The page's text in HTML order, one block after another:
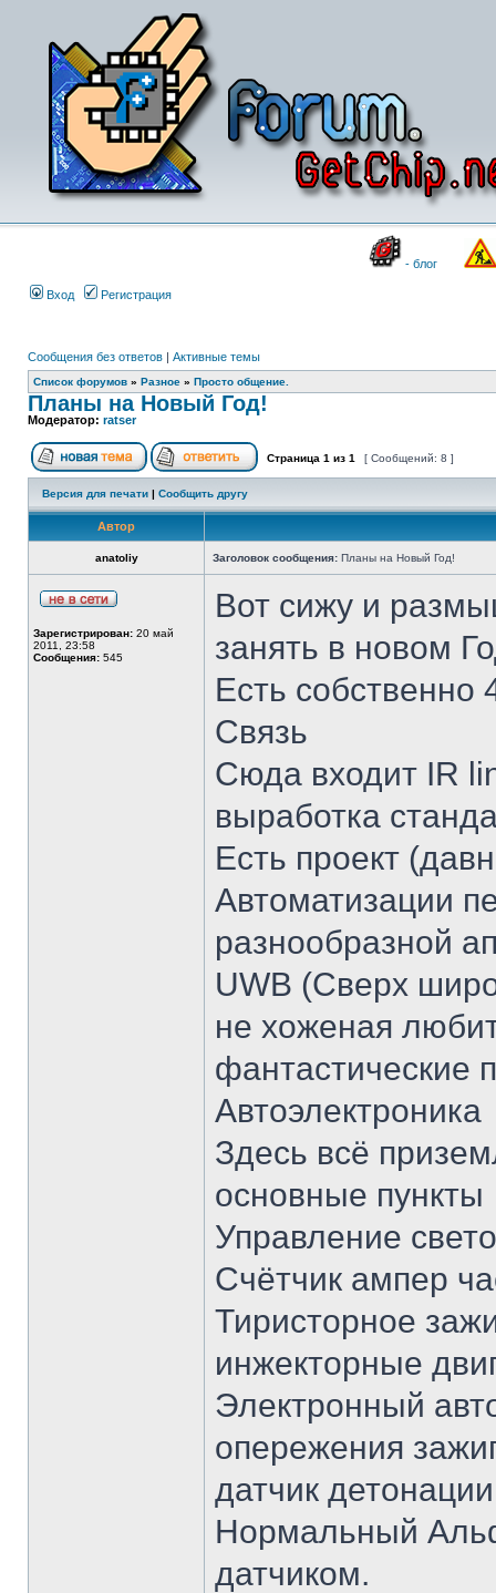
- блог
Вход Регистрация
Сообщения без ответов | Активные темы
Список форумов » Разное » Просто общение.
Планы на Новый Год!
Модератор: ratser
Страница 1 из 1 [ Сообщений: 8 ]
Версия для печати | Сообщить другу
Автор
anatoliy Заголовок сообщения: Планы на Новый Год!
Зарегистрирован: 20 май
2011, 23:58
Сообщения: 545
Вот сижу и
занять в новом
Есть
Связь
Сюда входит IR
выработка
Есть проект
Автоматизации
разнообразной
UWB (Сверх
не хоженая
фантастические
Автоэлектроника
Здесь всё
основные пункты
Управление
Счётчик ампер
Тиристорное
инжекторные
Электронный
опережения
датчик
Нормальный
датчиком.